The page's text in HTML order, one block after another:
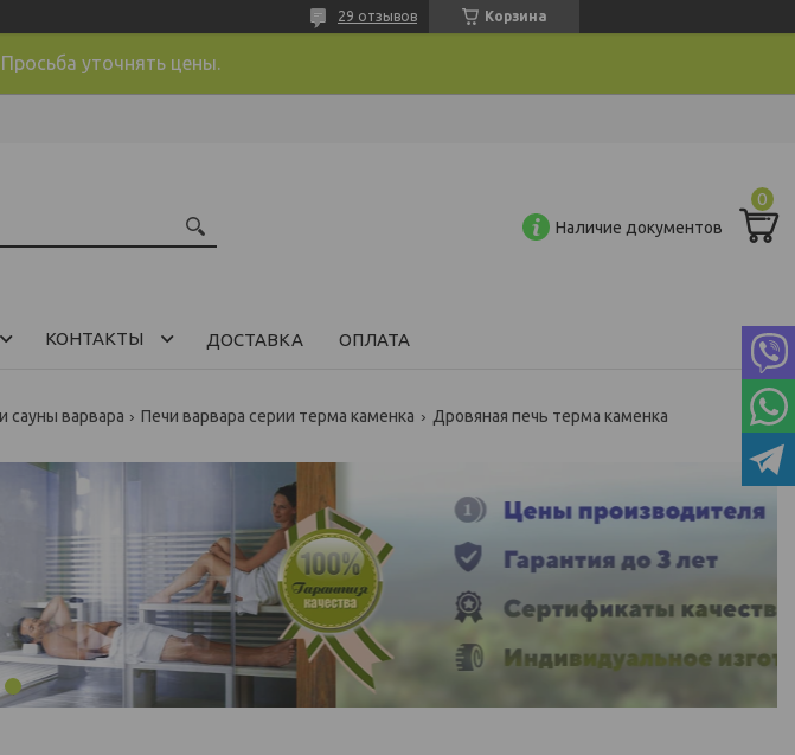
Корзина
29 отзывов
уточнять цены.
Наличие документов
КОНТАКТЫ ДОСТАВКА ОПЛАТА
сауны варвара Печи варвара серии терма каменка Дровяная печь терма каменка